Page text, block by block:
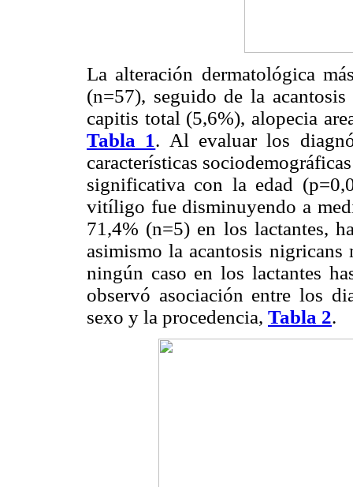
La alteración dermatológica
(n=57), seguido de la
capitis total (5,6%), alopecia
Tabla 1. Al evaluar los
características
significativa con la edad
vitíligo fue disminuyendo a
71,4% (n=5) en los lactantes,
asimismo la acantosis
ningún caso en los lactantes
observó asociación entre los
sexo y la procedencia, Tabla 2.